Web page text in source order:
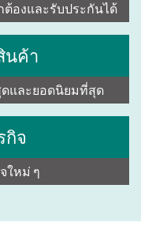
องและรับประกันได้
นค้า
และยอดนิยมที่สุด
กิจ
ใหม่ ๆ